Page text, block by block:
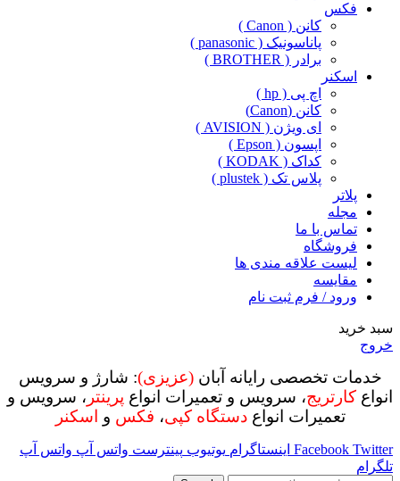
فکس
کانن ( Canon )
پاناسونیک ( panasonic )
برادر ( BROTHER )
اسکنر
اچ پی ( hp )
کانن (Canon)
ای ویژن ( AVISION )
اپسون ( Epson )
کداک ( KODAK )
پلاس تک ( plustek )
پلاتر
مجله
تماس با ما
فروشگاه
لیست علاقه مندی ها
مقایسه
ورود / فرم ثبت نام
سبد خرید
خروج
خدمات تخصصی رایانه آبان (عزیزی): شارژ و سرویس
انواع کارتریج، سرویس و تعمیرات انواع پرینتر ، سرویس و
تعمیرات انواعدستگاه کپی، فکس و اسکنر
Facebook Twitter اینستاگرام یوتیوب پینترست واتس آپ واتس آپ
تلگرام